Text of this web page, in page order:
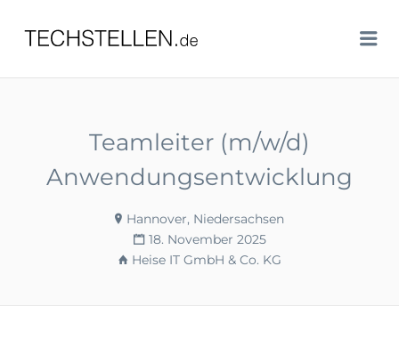
TECHSTELLEN.DE
Teamleiter (m/w/d)
Anwendungsentwicklung
Hannover, Niedersachsen
18. November 2025
Heise IT GmbH & Co. KG